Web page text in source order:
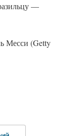
—
Месси (Getty